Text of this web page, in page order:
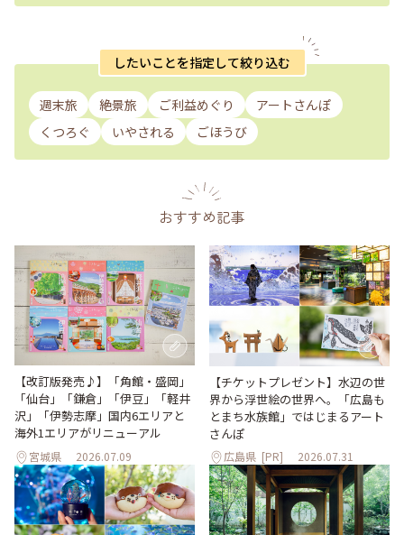
したいことを指定して絞り込む
週末旅 絶景旅 ご利益めぐり
アートさんぽ
くつろぐ
いやされる ごほうび
おすすめ記事
【改訂版発売♪】「角館・盛岡」
「仙台」「鎌倉」「伊豆」「軽井
沢」「伊勢志摩」国内6エリアと
海外1エリアがリニューアル
宮城県 2026.07.09
【チケットプレゼント】水辺の世
界から浮世絵の世界へ。「広島も
とまち水族館」ではじまるアート
さんぽ
広島県 [PR] 2026.07.31